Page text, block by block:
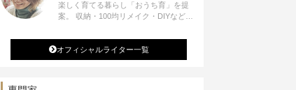
楽しむインテリア】を出版しました。
楽しく育てる暮らし「おうち育」を提
案。 収納・100均リメイク・DIYなどお
発信中。 著書 なつめさんちの新しい
のになつかしいアンティークな部屋つく
り 雑誌掲載・TV出演・コラム執筆・
オフィシャルライター一覧